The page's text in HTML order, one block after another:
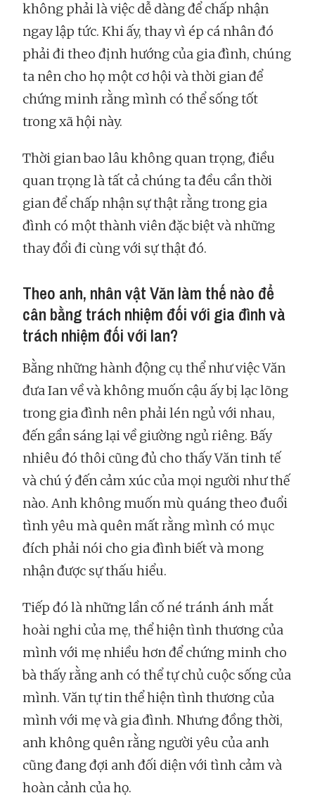
không phải là việc dễ dàng để chấp nhận
ngay lập tức. Khi ấy, thay vì ép cá nhân đó
phải đi theo định hướng của gia đình, chúng
ta nên cho họ một cơ hội và thời gian để
chứng minh rằng mình có thể sống tốt
trong xã hội này.
Thời gian bao lâu không quan trọng, điều
quan trọng là tất cả chúng ta đều cần thời
gian để chấp nhận sự thật rằng trong gia
đình có một thành viên đặc biệt và những
thay đổi đi cùng với sự thật đó.
Theo anh, nhân vật Văn làm thế nào để
cân bằng trách nhiệm đối với gia đình và
trách nhiệm đối với Ian?
Bằng những hành động cụ thể như việc Văn
đưa Ian về và không muốn cậu ấy bị lạc lõng
trong gia đình nên phải lén ngủ với nhau,
đến gần sáng lại về giường ngủ riêng. Bấy
nhiêu đó thôi cũng đủ cho thấy Văn tinh tế
và chú ý đến cảm xúc của mọi người như thế
nào. Anh không muốn mù quáng theo đuổi
tình yêu mà quên mất rằng mình có mục
đích phải nói cho gia đình biết và mong
nhận được sự thấu hiểu.
Tiếp đó là những lần cố né tránh ánh mắt
hoài nghi của mẹ, thể hiện tình thương của
mình với mẹ nhiều hơn để chứng minh cho
bà thấy rằng anh có thể tự chủ cuộc sống của
mình. Văn tự tin thể hiện tình thương của
mình với mẹ và gia đình. Nhưng đồng thời,
anh không quên rằng người yêu của anh
cũng đang đợi anh đối diện với tình cảm và
hoàn cảnh của họ.